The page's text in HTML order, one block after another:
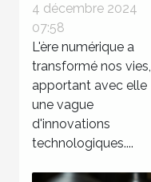
cyberassurance
en France
4 décembre 2024
07:58
L'ère numérique a
transformé nos vies,
apportant avec elle
une vague
d'innovations
technologiques....